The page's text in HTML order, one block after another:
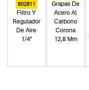
802811
Filtro Y
Regulador
De Aire
1/4"
Grapas De
Acero Al
Carbono
Corona
12,8 Mm